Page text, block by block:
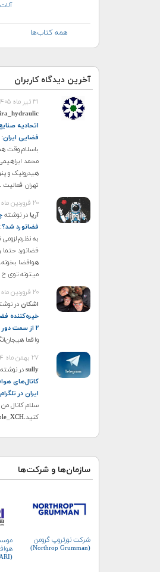
همه کتاب‌ها
آخرین دیدگاه کاربران
۳۱ تیر ماه ۱۴۰۵
اتحادیه
فضایی ایران:
باسلام وقت
محمد
هیدرولیک و
تهران فعالیت
۲۰ فروردین ماه ۱۴۰۵
آریادر نوشته
فضانورد شد؟:
به نظرم لزومی
فضانورد حتما
هوافضا
میتونه توی
۲۰ فروردین ماه ۱۴۰۵
اشکاندر
خیره‌کننده
۲ از سمت دور ماه
واقعا
۲۷ بهمن ماه ۱۴۰۴
sullyدر نوشته
کانال‌های
ایران در تلگرام
سلام کانال
کنید.https://t.me/purple_XCH
سازمان‌ها و شرکت‌ها
شرکت نورتروپ گرومن
(Northrop Grumman)
(KARI)